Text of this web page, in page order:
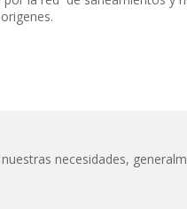
necesidades,